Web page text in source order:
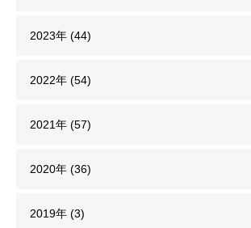
2023年 (44)
2022年 (54)
2021年 (57)
2020年 (36)
2019年 (3)